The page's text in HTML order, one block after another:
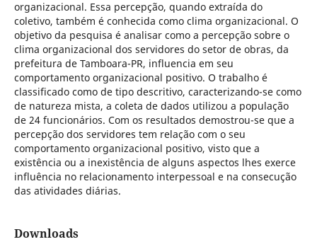
organizacional. Essa percepção, quando extraída do
coletivo, também é conhecida como clima organizacional. O
objetivo da pesquisa é analisar como a percepção sobre o
clima organizacional dos servidores do setor de obras, da
prefeitura de Tamboara-PR, influencia em seu
comportamento organizacional positivo. O trabalho é
classificado como de tipo descritivo, caracterizando-se como
de natureza mista, a coleta de dados utilizou a população
de 24 funcionários. Com os resultados demostrou-se que a
percepção dos servidores tem relação com o seu
comportamento organizacional positivo, visto que a
existência ou a inexistência de alguns aspectos lhes exerce
influência no relacionamento interpessoal e na consecução
das atividades diárias.
Downloads